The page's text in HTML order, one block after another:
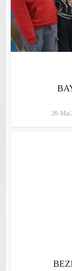
20. Mai